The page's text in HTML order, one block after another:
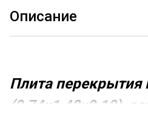
Описание
Плита перекрытия
(0,74х1,48х0,10),